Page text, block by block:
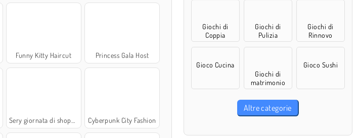
Funny Kitty Haircut Princess Gala Host
Sery giornata di shopping Cyberpunk City Fashion
Giochi di
Coppia
Giochi di
Pulizia
Giochi di
Rinnovo
Gioco Cucina
Giochi di
matrimonio
Gioco Sushi
Altre categorie